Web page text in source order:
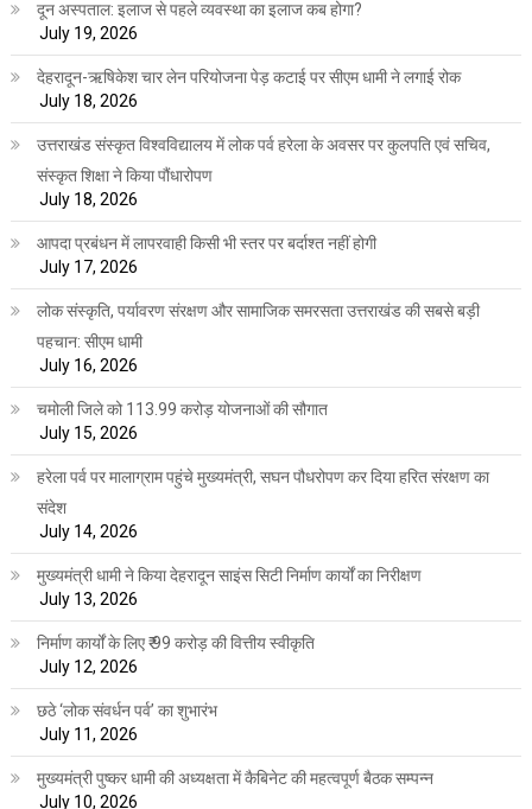
दून अस्पताल: इलाज से पहले व्यवस्था का इलाज कब होगा?
July 19, 2026
देहरादून-ऋषिकेश चार लेन परियोजना पेड़ कटाई पर सीएम धामी ने लगाई रोक
July 18, 2026
उत्तराखंड संस्कृत विश्वविद्यालय में लोक पर्व हरेला के अवसर पर कुलपति एवं सचिव,
संस्कृत शिक्षा ने किया पौंधारोपण
July 18, 2026
आपदा प्रबंधन में लापरवाही किसी भी स्तर पर बर्दाश्त नहीं होगी
July 17, 2026
लोक संस्कृति, पर्यावरण संरक्षण और सामाजिक समरसता उत्तराखंड की सबसे बड़ी
पहचान: सीएम धामी
July 16, 2026
चमोली जिले को 113.99 करोड़ योजनाओं की सौगात
July 15, 2026
हरेला पर्व पर मालाग्राम पहुंचे मुख्यमंत्री, सघन पौधरोपण कर दिया हरित संरक्षण का
संदेश
July 14, 2026
मुख्यमंत्री धामी ने किया देहरादून साइंस सिटी निर्माण कार्यों का निरीक्षण
July 13, 2026
निर्माण कार्यों के लिए ₹ 99 करोड़ की वित्तीय स्वीकृति
July 12, 2026
छठे ‘लोक संवर्धन पर्व’ का शुभारंभ
July 11, 2026
मुख्यमंत्री पुष्कर धामी की अध्यक्षता में कैबिनेट की महत्वपूर्ण बैठक सम्पन्न
July 10, 2026